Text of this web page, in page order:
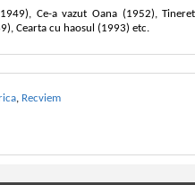
Ce-a vazut Oana (1952),
Cearta cu haosul (1993) etc.
, Recviem